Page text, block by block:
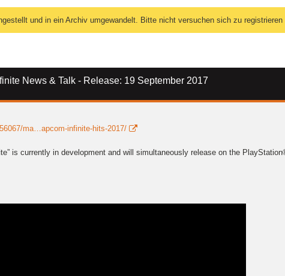
und in ein Archiv umgewandelt. Bitte nicht versuchen sich zu registrieren
News & Talk - Release: 19 September 2017
ma…apcom-infinite-hits-2017/
is currently in development and will simultaneously release on the